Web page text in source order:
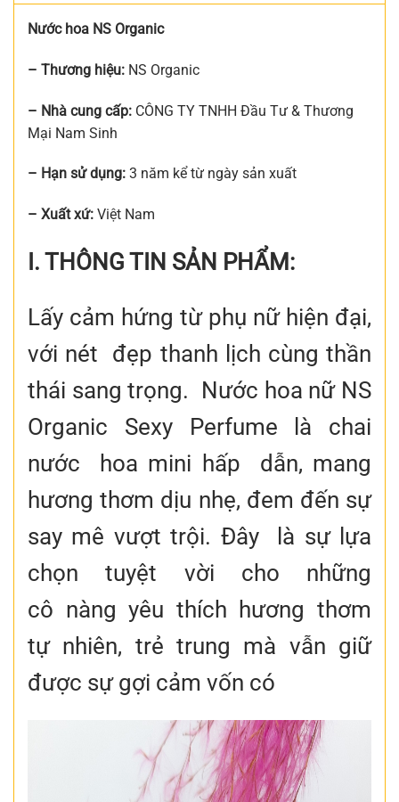
Nước hoa NS Organic
– Thương hiệu: NS Organic
– Nhà cung cấp: CÔNG TY TNHH Đầu Tư & Thương
Mại Nam Sinh
– Hạn sử dụng: 3 năm kể từ ngày sản xuất
– Xuất xứ: Việt Nam
I. THÔNG TIN SẢN PHẨM:
Lấy cảm hứng từ phụ nữ hiện đại,
với nét đẹp thanh lịch cùng thần
thái sang trọng. Nước hoa nữ NS
Organic Sexy Perfume là chai
nước hoa mini hấp dẫn, mang
hương thơm dịu nhẹ, đem đến sự
say mê vượt trội. Đây là sự lựa
chọn tuyệt vời cho những
cô nàng yêu thích hương thơm
tự nhiên, trẻ trung mà vẫn giữ
được sự gợi cảm vốn có